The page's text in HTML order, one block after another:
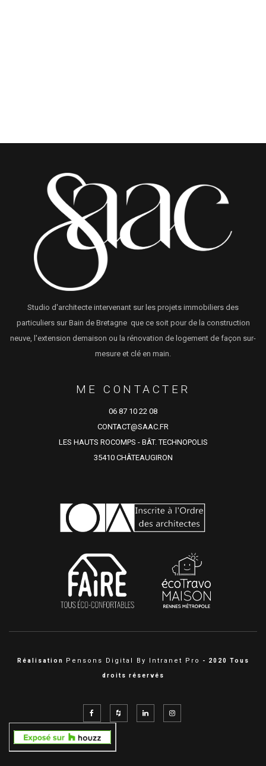
Studio d'architecte intervenant sur les projets immobiliers des
particuliers sur Bain de Bretagne que ce soit pour de la construction
neuve, l'extension demaison ou la rénovation de logement de façon sur-
mesure et clé en main.
ME CONTACTER
06 87 10 22 08
CONTACT@SAAC.FR
LES HAUTS ROCOMPS - BÂT. TECHNOPOLIS
35410 CHÂTEAUGIRON
Réalisation Pensons Digital By Intranet Pro - 2020 Tous
droits réservés